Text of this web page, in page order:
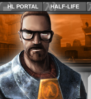
HL PORTAL HALF-LIFE